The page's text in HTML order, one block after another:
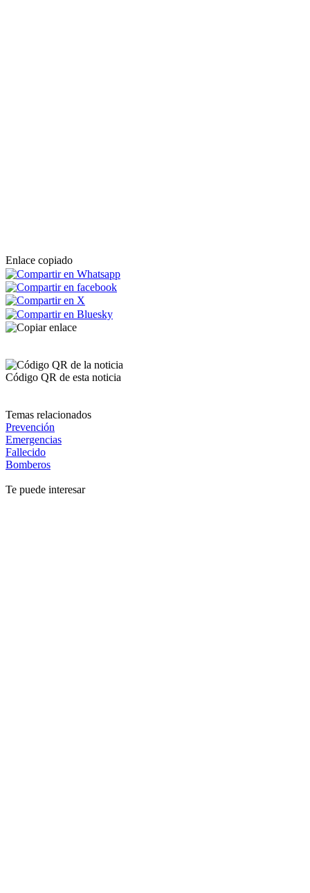
Enlace copiado
Código QR de esta noticia
Temas relacionados
Prevención
Emergencias
Fallecido
Bomberos
Te puede interesar